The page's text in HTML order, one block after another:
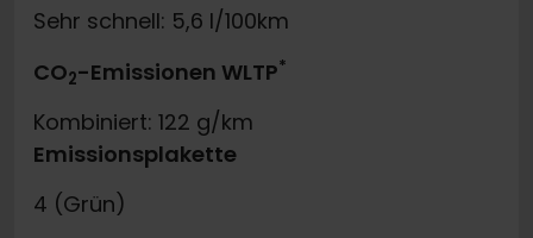
Sehr schnell: 5,6 l/100km
CO2-Emissionen WLTP*
Kombiniert: 122 g/km
Emissionsplakette
4 (Grün)